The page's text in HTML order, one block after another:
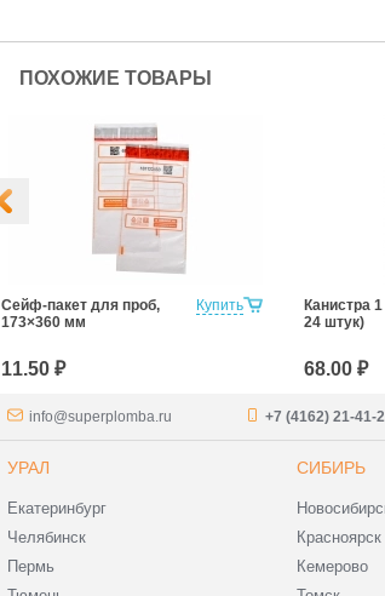
ПОХОЖИЕ ТОВАРЫ
Купить
Сейф-пакет для проб,
173×360 мм
11.50 ₽
Канистра
24 штук)
68.00 ₽
info@superplomba.ru +7 (4162) 21-41-
УРАЛ
Екатеринбург
Челябинск
Пермь
СИБИРЬ
Красноярск
Кемерово